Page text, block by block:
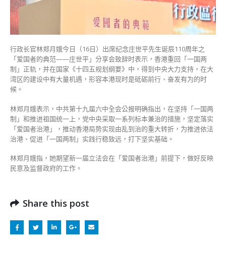
行政长官林郑月娥今日（16日）出席纪念庄世平先生诞辰110周年之
「爱国者的典范——庄世平」分享会致辞时表示，香港重回「一国两
制」正轨，并在国家《十四五规划纲要》中，得到中央大力支持，在大
湾区的建设中有大量机遇，形容本港现时是砥砺前行、奋发有为的时
候。
林郑月娥表示，中共第十九届六中全会公报明确指出，在坚持「一国两
制」和推进祖国统一上，党中央采取一系列标本兼治的措施，坚定落实
「爱国者治港」，推动香港局势实现由乱到治的重大转折，为推进依法
治港、促进「一国两制」实践行稳致远，打下坚实基础。
林郑月娥指，她期望新一届立法会在「爱国者治港」前提下，做好反映
民意及监督政府的工作。
Share this post